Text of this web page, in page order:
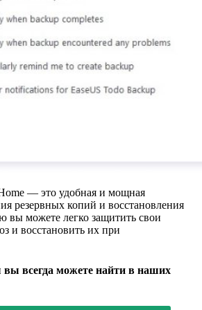
— это удобная и мощная
резервных копий и восстановления
можете легко защитить свои
и восстановить их при
всегда можете найти в наших